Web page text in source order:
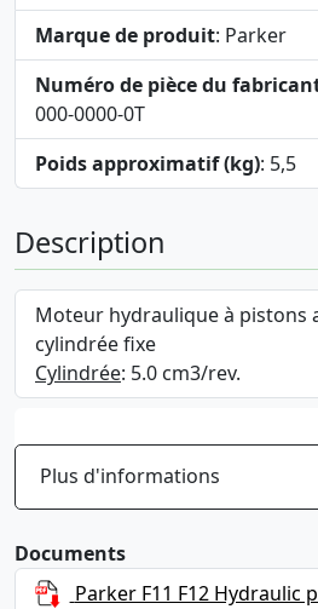
Marque de produit: Parker
Numéro de pièce du
000-0000-0T
Poids approximatif (kg): 5,5
Description
Moteur hydraulique à pistons
cylindrée fixe
Cylindrée: 5.0 cm3/rev.
Plus d'informations
Documents
Parker F11 F12 Hydraulic